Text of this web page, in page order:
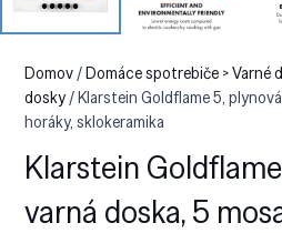
Domov/Domáce spotrebiče > Varné
dosky/ Klarstein Goldflame 5,
horáky, sklokeramika
Klarstein
varná doska, 5